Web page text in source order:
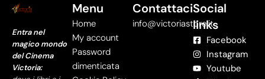
Entra nel
magico mondo
del Cinema
Victoria:
Menu
Home
My account
Password
dimenticata
Contattaci
info@victoriastore.it
Social
links
Facebook
Instagram
Youtube